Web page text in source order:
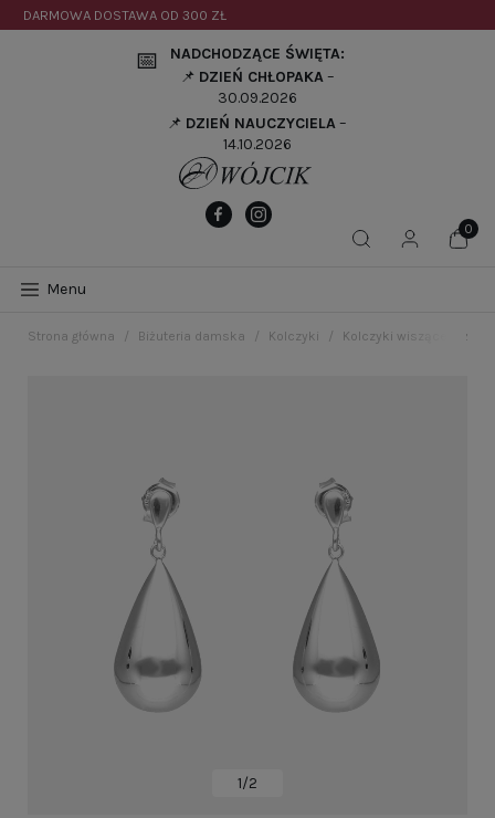
DARMOWA DOSTAWA OD 300 ZŁ
📅
NADCHODZĄCE ŚWIĘTA:
📌 DZIEŃ CHŁOPAKA–
30.09.2026
📌 DZIEŃ NAUCZYCIELA–
14.10.2026
Menu
Strona główna Biżuteria damska Kolczyki Kolczyki wiszące łezki
1/2